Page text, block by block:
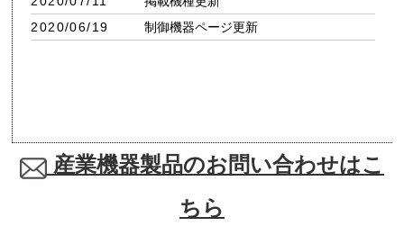
2020/06/19
制御機器ページ更新
産業機器製品のお問い合わせはこ
ちら